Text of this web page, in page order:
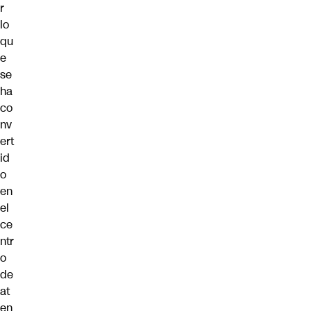
r
lo
qu
e
se
ha
co
nv
ert
id
o
en
el
ce
ntr
o
de
at
en